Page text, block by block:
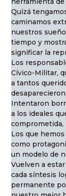
Quizá
caminamos
nuestros
tiempo y
significar la
Los
Cívico-Militar,
a tantos
Intentaron
a los ideales
comprometida,
Los que
como
un modelo de
Vuelven a
cada síntesis
permanente